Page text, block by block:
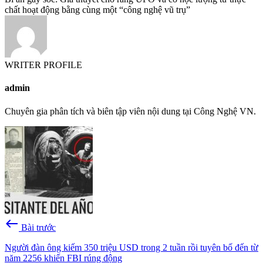
chất hoạt động bằng cùng một “công nghệ vũ trụ”
WRITER PROFILE
admin
Chuyên gia phân tích và biên tập viên nội dung tại Công Nghệ VN.
west Bài trước
Người đàn ông kiếm 350 triệu USD trong 2 tuần rồi tuyên bố đến từ
năm 2256 khiến FBI rúng động